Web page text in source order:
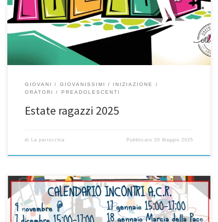
modulo) con saldo quota tramite SANSONE: vedi qui! Don David
3473309221 CAMPI ESTIVI 4a-5a elem di Bormio a Livigno dal 9 al
12 giugno 1-2a media: 17-23 agosto In Trentino con Bormio […]
GIOVANI GIOVANISSIMI
INIZIAZIONE
ORATORI
PREADOLESCENTI
Estate ragazzi 2025
di La parrocchia Pubblicato 20 Maggio 2025
Ciao tutti! Anche quest’anno comincia il cammino Acr. Il tema è